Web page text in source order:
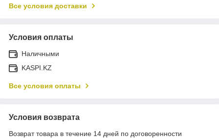
Все условия доставки
Условия оплаты
Наличными
KASPI.KZ
Все условия оплаты
Условия возврата
Возврат товара в течение 14 дней по договоренности